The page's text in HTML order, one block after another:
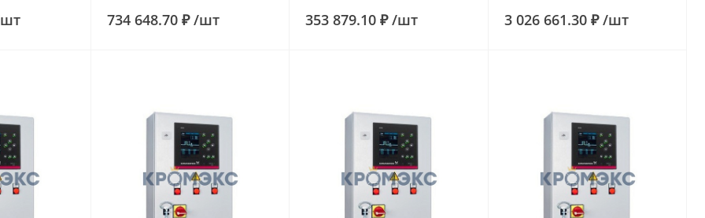
шт 734 648.70 ₽/шт 353 879.10 ₽/шт 3 026 661.30 ₽/шт